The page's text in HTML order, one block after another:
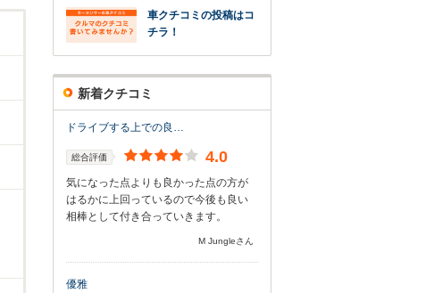
車クチコミの投稿はコ
チラ！
新着クチコミ
ドライブする上での良…
総合評価 4.0
気になった点よりも良かった点の方が
はるかに上回っているので今後も良い
相棒として付き合っていきます。
M Jungleさん
優雅